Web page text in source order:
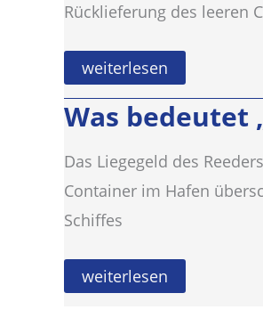
Rücklieferung des leeren
Was
bedeutet
„Detention“?
weiterlesen
Was bedeutet
Das Liegegeld des
Container im Hafen
Schiffes
Was
bedeutet
weiterlesen